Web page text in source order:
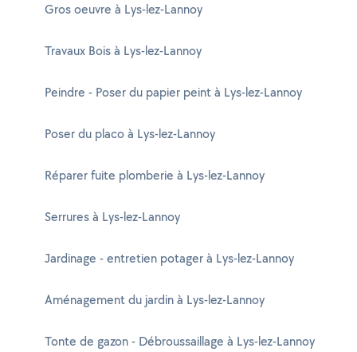
Gros oeuvre à Lys-lez-Lannoy
Travaux Bois à Lys-lez-Lannoy
Peindre - Poser du papier peint à Lys-lez-Lannoy
Poser du placo à Lys-lez-Lannoy
Réparer fuite plomberie à Lys-lez-Lannoy
Serrures à Lys-lez-Lannoy
Jardinage - entretien potager à Lys-lez-Lannoy
Aménagement du jardin à Lys-lez-Lannoy
Tonte de gazon - Débroussaillage à Lys-lez-Lannoy